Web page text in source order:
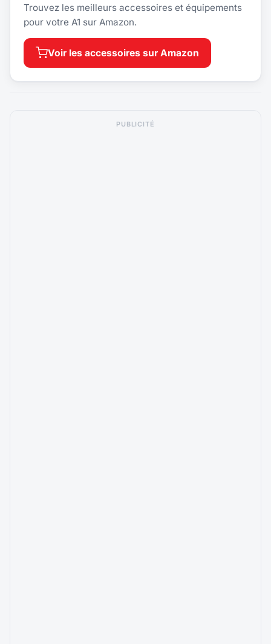
Trouvez les meilleurs accessoires et équipements
pour votre A1 sur Amazon.
Voir les accessoires sur Amazon
PUBLICITÉ